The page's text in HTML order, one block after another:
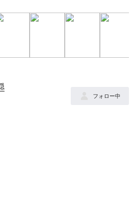
フォロー中